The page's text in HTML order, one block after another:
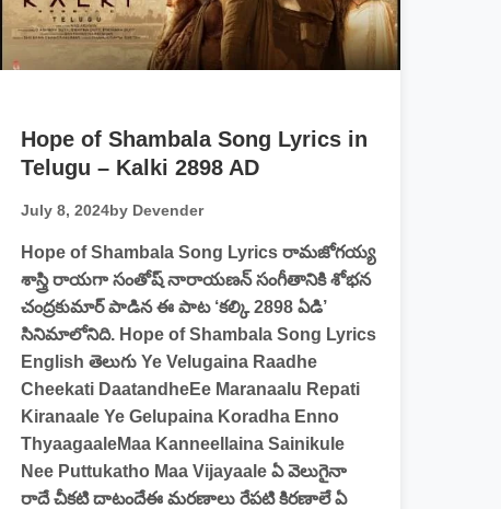
Hope of Shambala Song Lyrics in
Telugu – Kalki 2898 AD
July 8, 2024by Devender
Hope of Shambala Song Lyrics రామజోగయ్య
శాస్త్రి రాయగా సంతోష్ నారాయణన్ సంగీతానికి శోభన
చంద్రకుమార్ పాడిన ఈ పాట ‘కల్కి 2898 ఏడి’
సినిమాలోనిది. Hope of Shambala Song Lyrics
English తెలుగు Ye Velugaina Raadhe
Cheekati DaatandheEe Maranaalu Repati
Kiranaale Ye Gelupaina Koradha Enno
ThyaagaaleMaa Kanneellaina Sainikule
Nee Puttukatho Maa Vijayaale ఏ వెలుగైనా
రాదే చీకటి దాటందేఈ మరణాలు రేపటి కిరణాలే ఏ